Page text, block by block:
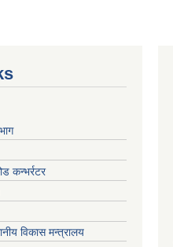
कन्भर्रटर
विकास मन्त्रालय